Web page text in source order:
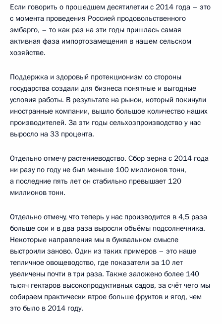
Если говорить о прошедшем десятилетии с 2014 года – это
с момента проведения Россией продовольственного
эмбарго, – то как раз на эти годы пришлась самая
активная фаза импортозамещения в нашем сельском
хозяйстве.
Поддержка и здоровый протекционизм со стороны
государства создали для бизнеса понятные и выгодные
условия работы. В результате на рынок, который покинули
иностранные компании, вышло большое количество наших
производителей. За эти годы сельхозпроизводство у нас
выросло на 33 процента.
Отдельно отмечу растениеводство. Сбор зерна с 2014 года
ни разу по году не был меньше 100 миллионов тонн,
а последние пять лет он стабильно превышает 120
миллионов тонн.
Отдельно отмечу, что теперь у нас производится в 4,5 раза
больше сои и в два раза выросли объёмы подсолнечника.
Некоторые направления мы в буквальном смысле
выстроили заново. Один из таких примеров – это наше
тепличное овощеводство, где показатели за 10 лет
увеличены почти в три раза. Также заложено более 140
тысяч гектаров высокопродуктивных садов, за счёт чего мы
собираем практически втрое больше фруктов и ягод, чем
это было в 2014 году.